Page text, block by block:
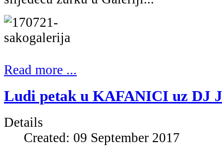
Read more ...
Ludi petak u KAFANICI uz DJ
Details
Created: 09 September 2017